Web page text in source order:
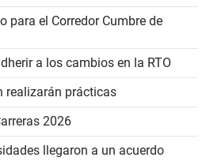
para el Corredor Cumbre de
a los cambios en la RTO
realizarán prácticas
2026
llegaron a un acuerdo